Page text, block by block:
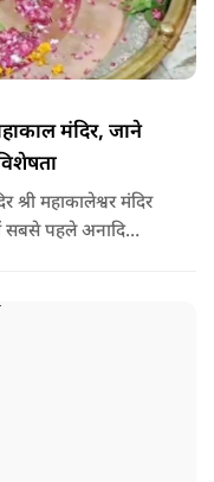
मंदिर, जाने
महाकालेश्वर मंदिर
में सबसे पहले अनादि